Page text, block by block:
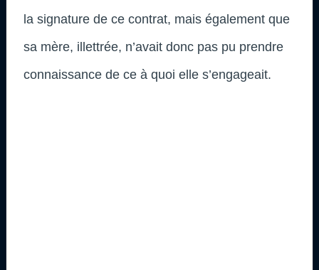
la signature de ce contrat, mais également que
sa mère, illettrée, n’avait donc pas pu prendre
connaissance de ce à quoi elle s’engageait.